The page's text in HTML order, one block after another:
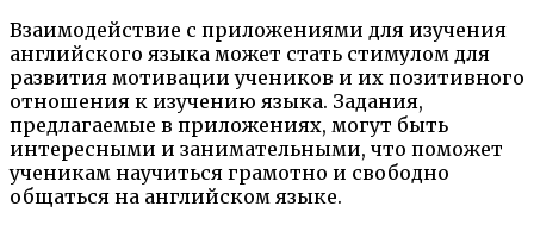
Взаимодействие с приложениями для изучения
английского языка может стать стимулом для
развития мотивации учеников и их позитивного
отношения к изучению языка. Задания,
предлагаемые в приложениях, могут быть
интересными и занимательными, что поможет
ученикам научиться грамотно и свободно
общаться на английском языке.